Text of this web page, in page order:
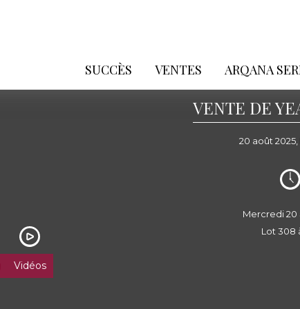
SUCCÈS VENTES ARQANA
VENTE DE
20 août
Vidéos
Mercredi 20
Lot 308